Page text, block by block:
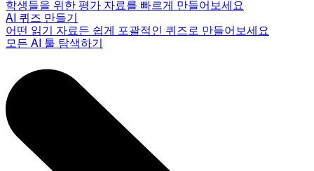
학생들을 위한 평가 자료를 빠르게 만들어보세요
AI 퀴즈 만들기
어떤 읽기 자료든 쉽게 포괄적인 퀴즈로 만들어보세요
모든 AI 툴 탐색하기